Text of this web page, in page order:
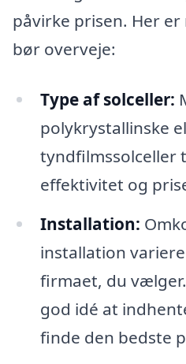
påvirke prisen. Her
bør overveje:
Type af solceller:
polykrystallinske
tyndfilmssolceller
effektivitet og
Installation:
installation
firmaet, du
god idé at
finde den bedste